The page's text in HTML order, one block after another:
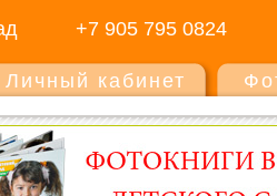
+7 905 795 0824
Личный кабинет